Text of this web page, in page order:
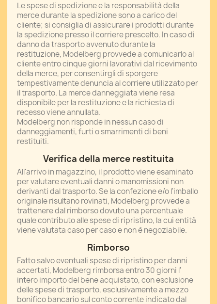
Le spese di spedizione e la responsabilità della
merce durante la spedizione sono a carico del
cliente; si consiglia di assicurare i prodotti durante
la spedizione presso il corriere prescelto. In caso di
danno da trasporto avvenuto durante la
restituzione, Modelberg provvede a comunicarlo al
cliente entro cinque giorni lavorativi dal ricevimento
della merce, per consentirgli di sporgere
tempestivamente denuncia al corriere utilizzato per
il trasporto. La merce danneggiata viene resa
disponibile per la restituzione e la richiesta di
recesso viene annullata.
Modelberg non risponde in nessun caso di
danneggiamenti, furti o smarrimenti di beni
restituiti.
Verifica della merce restituita
All'arrivo in magazzino, il prodotto viene esaminato
per valutare eventuali danni o manomissioni non
derivanti dal trasporto. Se la confezione e/o l'imballo
originale risultano rovinati, Modelberg provvede a
trattenere dal rimborso dovuto una percentuale
quale contributo alle spese di ripristino, la cui entità
viene valutata caso per caso e non è negoziabile.
Rimborso
Fatto salvo eventuali spese di ripristino per danni
accertati, Modelberg rimborsa entro 30 giorni l'
intero importo del bene acquistato, con esclusione
delle spese di trasporto, esclusivamente a mezzo
bonifico bancario sul conto corrente indicato dal